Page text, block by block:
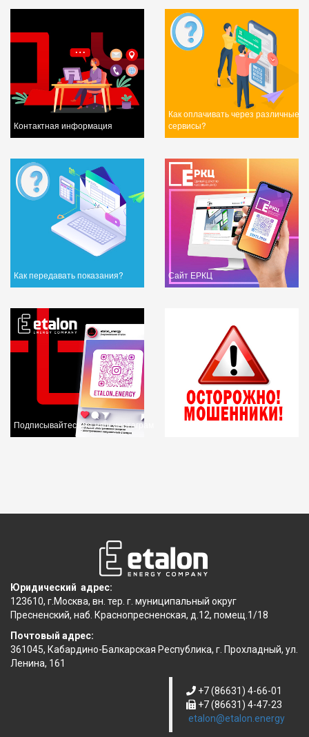
Контактная информация
Как оплачивать через различные
сервисы?
Как передавать показания? Сайт ЕРКЦ
Подписывайтесь на наш инстаграм
Юридический адрес:
123610, г.Москва, вн. тер. г. муниципальный округ
Пресненский, наб. Краснопресненская, д.12, помещ.1/18
Почтовый адрес:
361045, Кабардино-Балкарская Республика, г. Прохладный, ул.
Ленина, 161
+7 (86631) 4-66-01
+7 (86631) 4-47-23
etalon@etalon.energy